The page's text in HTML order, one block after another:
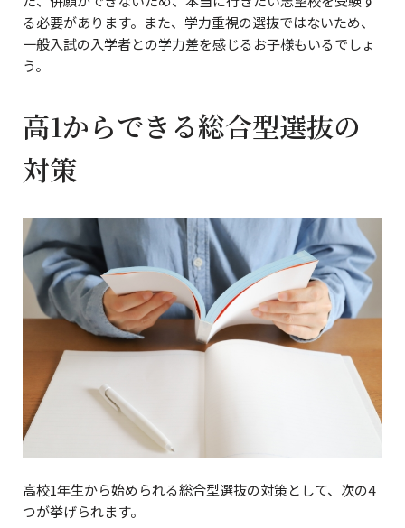
る必要があります。また、学力重視の選抜ではないため、
一般入試の入学者との学力差を感じるお子様もいるでしょ
う。
高1からできる総合型選抜の
対策
高校1年生から始められる総合型選抜の対策として、次の4
つが挙げられます。